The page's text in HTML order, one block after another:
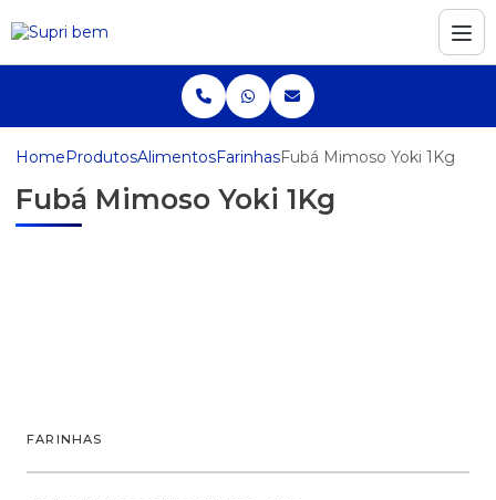
HomeProdutosAlimentosFarinhasFubá Mimoso Yoki 1Kg
Fubá Mimoso Yoki 1Kg
FARINHAS